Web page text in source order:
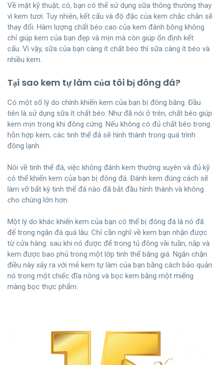
Về mặt kỹ thuật, có, bạn có thể sử dụng sữa thông thường thay
vì kem tươi. Tuy nhiên, kết cấu và độ đặc của kem chắc chắn sẽ
thay đổi. Hàm lượng chất béo cao của kem đánh bông không
chỉ giúp kem của bạn đẹp và mịn mà còn giúp ổn định kết
cấu. Vì vậy, sữa của bạn càng ít chất béo thì sữa càng ít béo và
nhiều kem.
Tại sao kem tự làm của tôi bị đông đá?
Có một số lý do chính khiến kem của bạn bị đóng băng. Đầu
tiên là sử dụng sữa ít chất béo. Như đã nói ở trên, chất béo giúp
kem mịn trong khi đông cứng. Nếu không có đủ chất béo trong
hỗn hợp kem, các tinh thể đá sẽ hình thành trong quá trình
đông lạnh.
Nói về tinh thể đá, việc không đánh kem thường xuyên và đủ kỹ
có thể khiến kem của bạn bị đông đá. Đánh kem đúng cách sẽ
làm vỡ bất kỳ tinh thể đá nào đã bắt đầu hình thành và không
cho chúng lớn hơn.
Một lý do khác khiến kem của bạn có thể bị đông đá là nó đã
để trong ngăn đá quá lâu. Chỉ cần nghĩ về kem bạn nhận được
từ cửa hàng: sau khi nó được để trong tủ đông vài tuần, nắp và
kem được bao phủ trong một lớp tinh thể băng giá. Ngăn chặn
điều này xảy ra với mẻ kem tự làm của bạn bằng cách bảo quản
nó trong một chiếc đĩa nông và bọc kem bằng một miếng
màng bọc thực phẩm.